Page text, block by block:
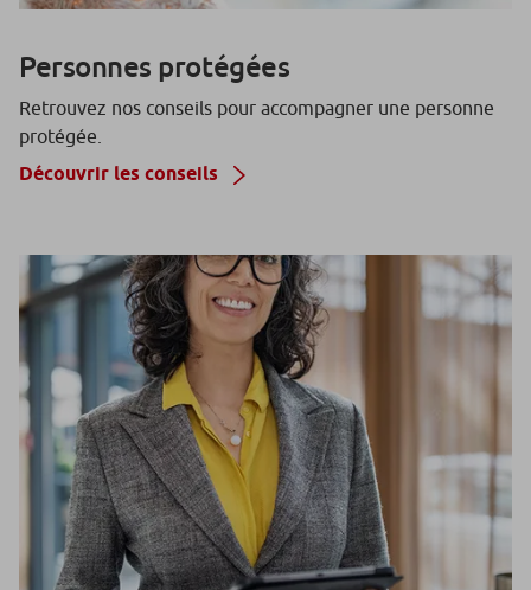
Personnes protégées
Retrouvez nos conseils pour accompagner une personne
protégée.
Découvrir les conseils